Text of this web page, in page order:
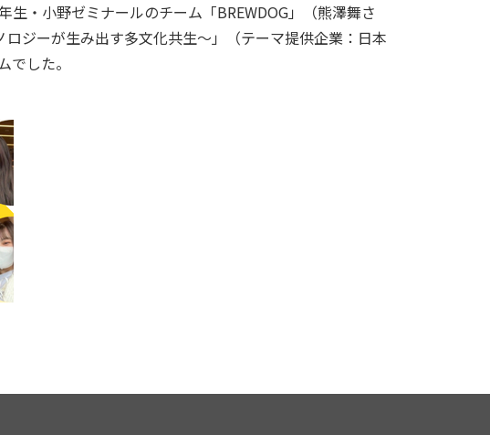
・小野ゼミナールのチーム「BREWDOG」（熊澤舞さ
ジーが生み出す多文化共生～」（テーマ提供企業：日本
した。